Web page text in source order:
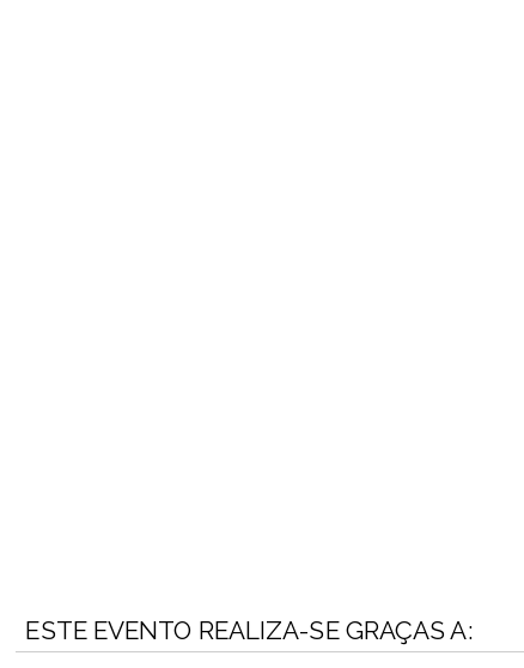
ESTE EVENTO REALIZA-SE GRAÇAS A: